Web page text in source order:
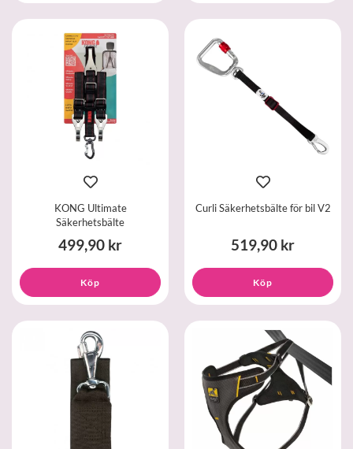
KONG Ultimate
Säkerhetsbälte
499,90 kr
Köp
Curli Säkerhetsbälte för bil V2
519,90 kr
Köp